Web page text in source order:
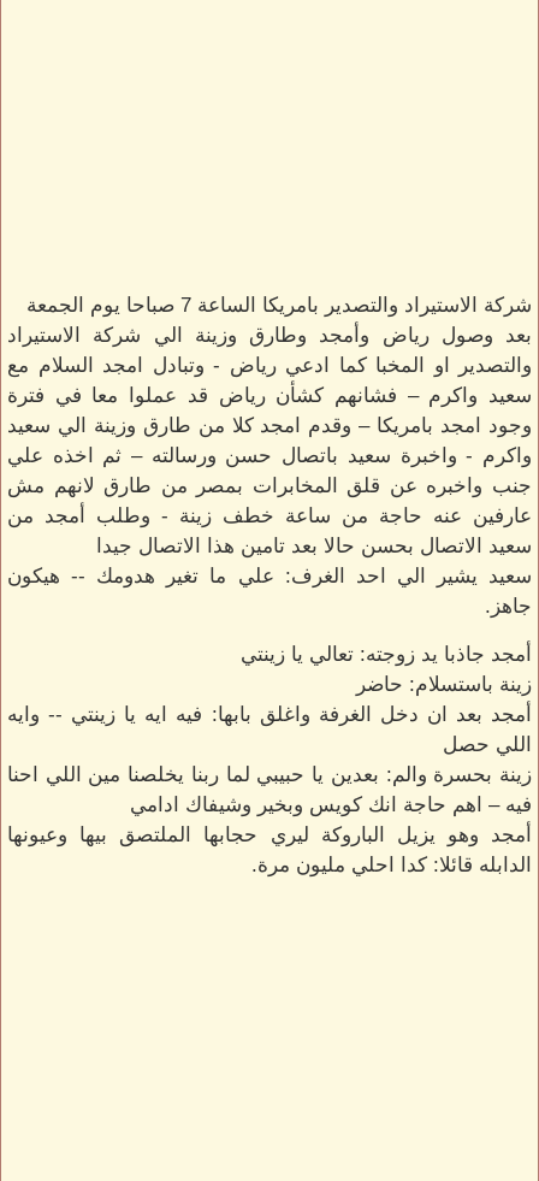
شركة الاستيراد والتصدير بامريكا الساعة 7 صباحا يوم الجمعة
بعد وصول رياض وأمجد وطارق وزينة الي شركة الاستيراد
والتصدير او المخبا كما ادعي رياض - وتبادل امجد السلام مع
سعيد واكرم – فشانهم كشأن رياض قد عملوا معا في فترة
وجود امجد بامريكا – وقدم امجد كلا من طارق وزينة الي سعيد
واكرم - واخبرة سعيد باتصال حسن ورسالته – ثم اخذه علي
جنب واخبره عن قلق المخابرات بمصر من طارق لانهم مش
عارفين عنه حاجة من ساعة خطف زينة - وطلب أمجد من
سعيد الاتصال بحسن حالا بعد تامين هذا الاتصال جيدا
سعيد يشير الي احد الغرف: علي ما تغير هدومك -- هيكون
جاهز.
أمجد جاذبا يد زوجته: تعالي يا زينتي
زينة باستسلام: حاضر
أمجد بعد ان دخل الغرفة واغلق بابها: فيه ايه يا زينتي -- وايه
اللي حصل
زينة بحسرة والم: بعدين يا حبيبي لما ربنا يخلصنا مين اللي احنا
فيه – اهم حاجة انك كويس وبخير وشيفاك ادامي
أمجد وهو يزيل الباروكة ليري حجابها الملتصق بيها وعيونها
الدابله قائلا: كدا احلي مليون مرة.